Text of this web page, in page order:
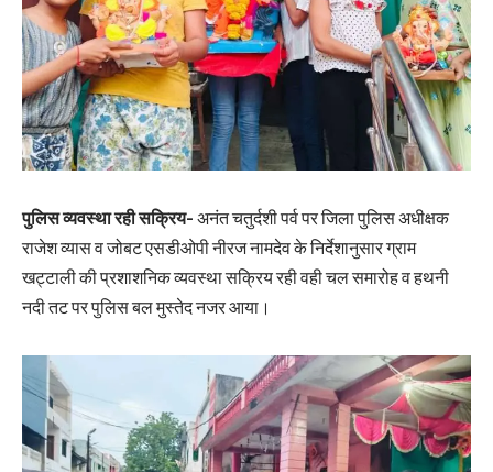
पुलिस व्यवस्था रही सक्रिय- अनंत चतुर्दशी पर्व पर जिला पुलिस अधीक्षक
राजेश व्यास व जोबट एसडीओपी नीरज नामदेव के निर्देशानुसार ग्राम
खट्टाली की प्रशाशनिक व्यवस्था सक्रिय रही वही चल समारोह व हथनी
नदी तट पर पुलिस बल मुस्तेद नजर आया।